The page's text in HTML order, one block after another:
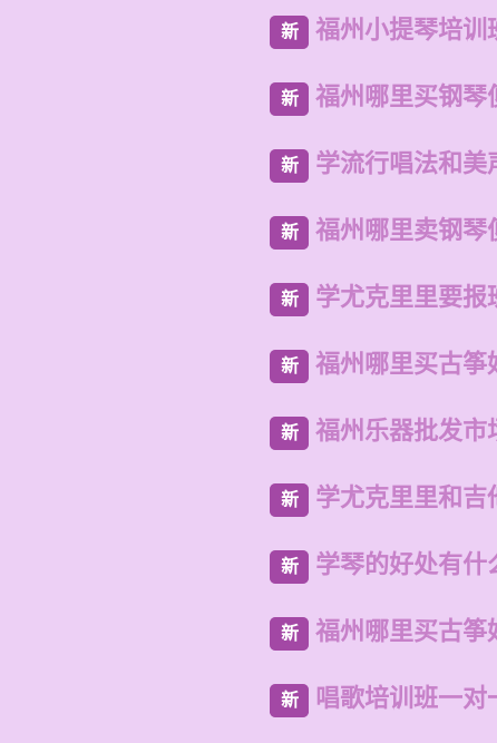
新 福州小提琴培训
新 福州哪里买钢琴
新 学流行唱法和美
新 福州哪里卖钢琴
新 学尤克里里要报
新 福州哪里买古筝
新 福州乐器批发市
新 学尤克里里和吉
新 学琴的好处有什
新 福州哪里买古筝
新 唱歌培训班一对